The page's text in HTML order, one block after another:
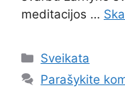
meditacijos …
Kategorijos
Sveikata
Parašykite